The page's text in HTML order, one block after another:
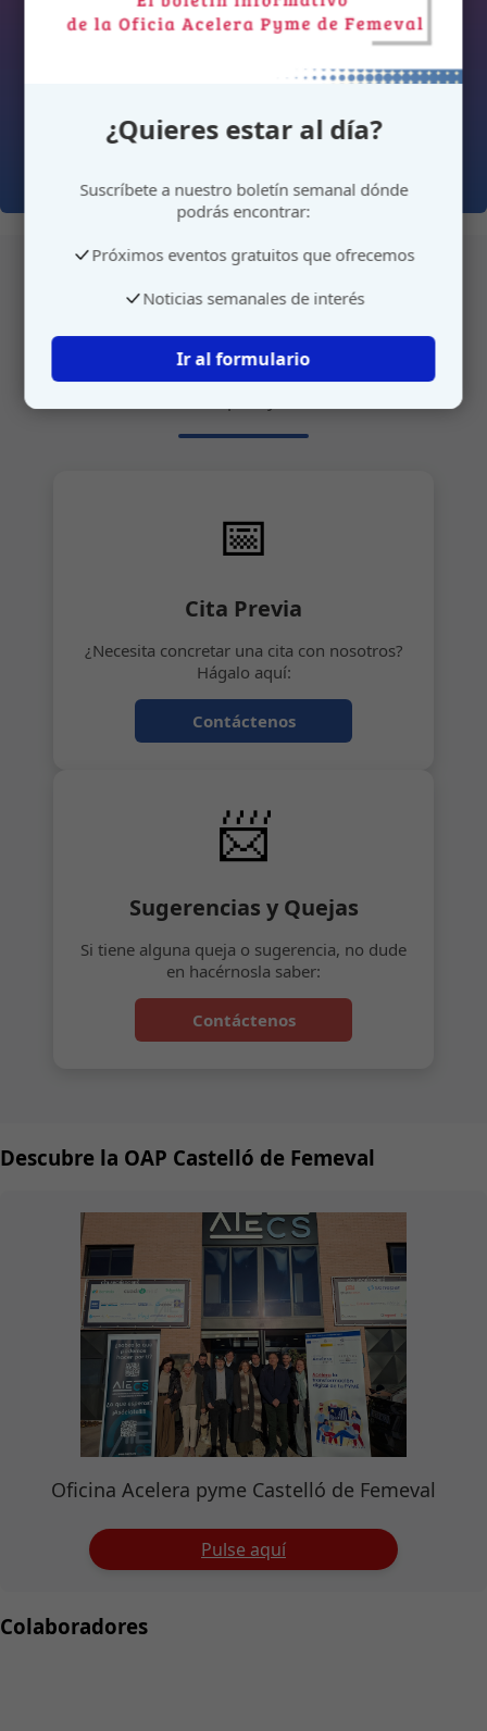
Atención personalizada
Gestione su cita o envíenos sus sugerencias de
📅
Cita Previa
¿Necesita concretar una cita con nosotros?
Hágalo aquí:
Contáctenos
📨
Sugerencias y Quejas
Si tiene alguna queja o sugerencia, no dude
en hacérnosla saber:
Contáctenos
Descubre la OAP Castelló de Femeval
Oficina Acelera pyme Castelló de Femeval
Pulse aquí
¿Quieres estar al día?
Suscríbete a nuestro boletín semanal dónde
podrás encontrar:
Próximos eventos gratuitos que ofrecemos
Noticias semanales de interés
Ir al formulario
Colaboradores